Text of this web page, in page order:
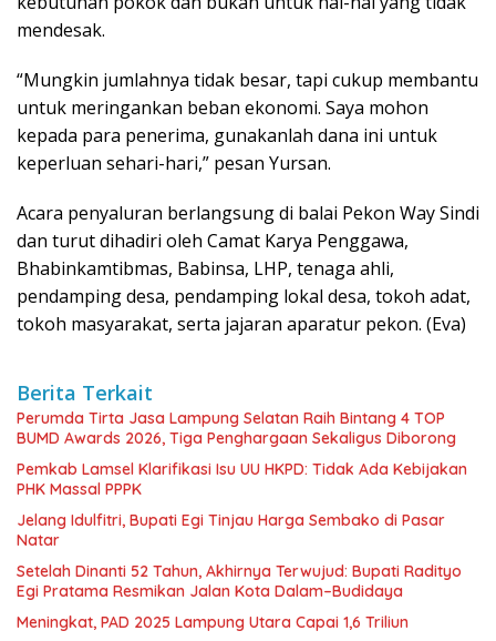
mendesak.
“Mungkin jumlahnya tidak besar, tapi cukup membantu
untuk meringankan beban ekonomi. Saya mohon
kepada para penerima, gunakanlah dana ini untuk
keperluan sehari-hari,” pesan Yursan.
Acara penyaluran berlangsung di balai Pekon Way Sindi
dan turut dihadiri oleh Camat Karya Penggawa,
Bhabinkamtibmas, Babinsa, LHP, tenaga ahli,
pendamping desa, pendamping lokal desa, tokoh adat,
tokoh masyarakat, serta jajaran aparatur pekon. (Eva)
Berita Terkait
Perumda Tirta Jasa Lampung Selatan Raih Bintang 4 TOP
BUMD Awards 2026, Tiga Penghargaan Sekaligus Diborong
Pemkab Lamsel Klarifikasi Isu UU HKPD: Tidak Ada Kebijakan
PHK Massal PPPK
Jelang Idulfitri, Bupati Egi Tinjau Harga Sembako di Pasar
Natar
Setelah Dinanti 52 Tahun, Akhirnya Terwujud: Bupati Radityo
Egi Pratama Resmikan Jalan Kota Dalam–Budidaya
Meningkat, PAD 2025 Lampung Utara Capai 1,6 Triliun